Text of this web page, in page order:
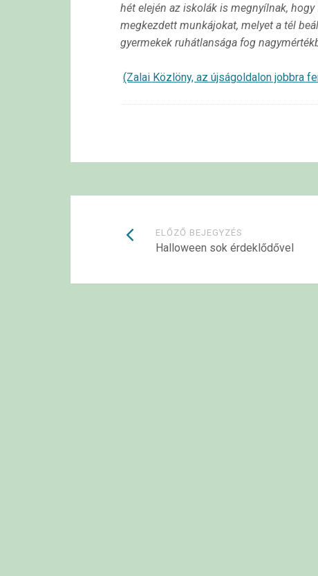
hét elején az iskolák is megnyílnak,
megkezdett munkájokat, melyet a tél
gyermekek ruhátlansága fog
(Zalai Közlöny, az újságoldalon jobbra
Bejegyzések
ELŐZŐ BEJEGYZÉS
Halloween sok érdeklődővel